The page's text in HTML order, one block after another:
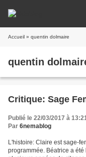
Accueil » quentin dolmaire
quentin
Critique: Sage
Publié le 22/03/2017 à
Par 6nemablog
L'histoire: Claire est sage-
programmée. Béatrice a